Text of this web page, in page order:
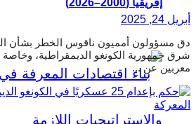
إفريقيا (2000–2026)
أبريل 24, 2025
دق مسؤولون أمميون ناقوس الخطر بشأن
شرق جمهورية الكونغو الديمقراطية، وخاصة
معربين عن ...